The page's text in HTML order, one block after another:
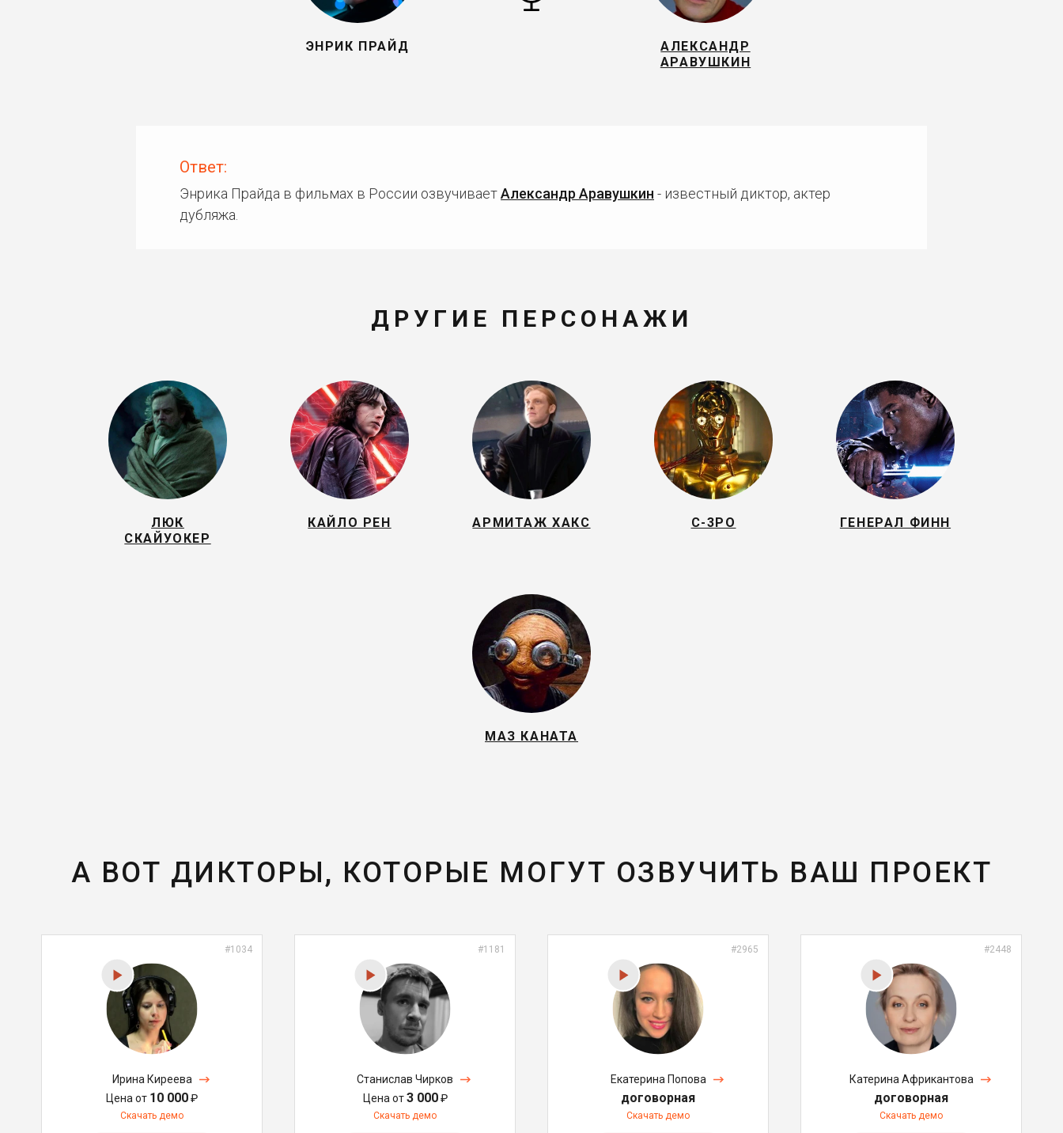
ЭНРИК ПРАЙД
АЛЕКСАНДР
АРАВУШКИН
Ответ:
Энрика Прайда в фильмах в России озвучиваетАлександр Аравушкин - известный диктор, актер
дубляжа.
ДРУГИЕ ПЕРСОНАЖИ
ЛЮК
СКАЙУОКЕР
КАЙЛО РЕН АРМИТАЖ ХАКС C-3PO ГЕНЕРАЛ ФИНН
МАЗ КАНАТА
А ВОТ ДИКТОРЫ, КОТОРЫЕ МОГУТ ОЗВУЧИТЬ ВАШ ПРОЕКТ
#1034
Ирина Киреева
Цена от 10 000₽
Скачать демо
#1181
Станислав Чирков
Цена от3 000₽
Скачать демо
#2965
Екатерина Попова
договорная
Скачать демо
#2448
Катерина Африкантова
договорная
Скачать демо